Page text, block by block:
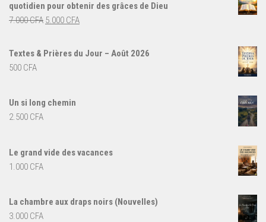
quotidien pour obtenir des grâces de Dieu
7.000CFA Le
initial
5.000 CFALe
actuel
Textes & Prières du Jour – Août 2026
500 CFA
Un si long chemin
2.500 CFA
Le grand vide des vacances
1.000 CFA
La chambre aux draps noirs (Nouvelles)
3.000 CFA